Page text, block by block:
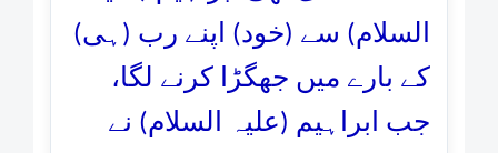
السلام) سے (خود) اپنے رب (ہی)
کے بارے میں جھگڑا کرنے لگا،
جب ابراہیم (علیہ السلام) نے